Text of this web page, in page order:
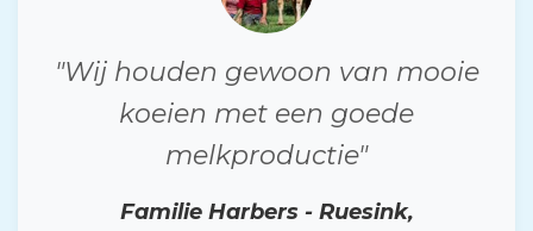
"Wij houden gewoon van mooie
koeien met een goede
melkproductie"
Familie Harbers - Ruesink,